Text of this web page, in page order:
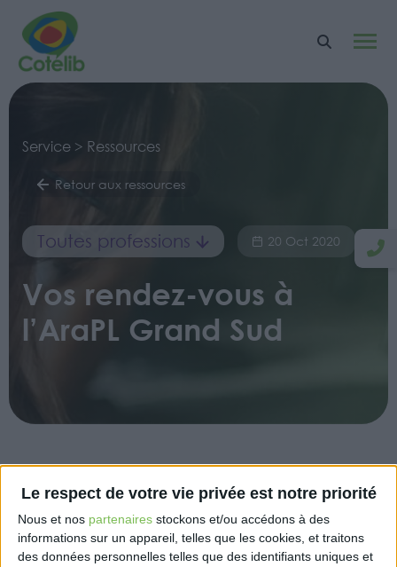
Le respect de votre vie privée est notre priorité
Nous et nos partenaires stockons et/ou accédons à des
informations sur un appareil, telles que les cookies, et traitons
des données personnelles telles que des identifiants uniques et
Service > Ressources
Retour aux ressources
Toutes professions 20 Oct 2020
Vos rendez-vous à
l’AraPL Grand Sud
repris à l’AraPL Grand Sud.
N’hésitez pas à nous contacter pour les modalités.
Jeudis Des Créateurs